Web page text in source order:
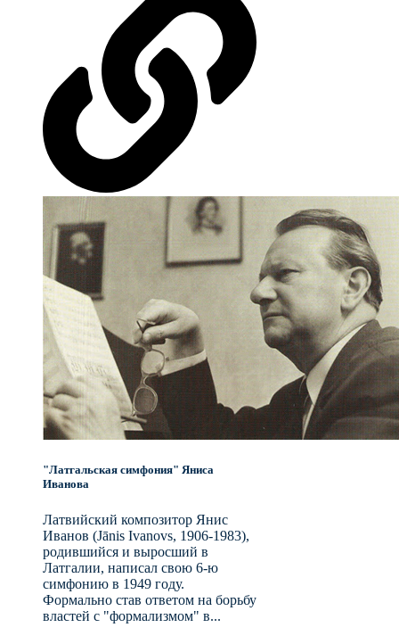
"Латгальская симфония" Яниса
Иванова
Латвийский композитор Янис
Иванов (Jānis Ivanovs, 1906-1983),
родившийся и выросший в
Латгалии, написал свою 6-ю
симфонию в 1949 году.
Формально став ответом на борьбу
властей с "формализмом" в...